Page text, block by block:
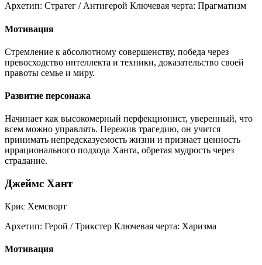
Архетип: Стратег / Антигерой Ключевая черта: Прагматизм
Мотивация
Стремление к абсолютному совершенству, победа через
превосходство интеллекта и техники, доказательство своей
правоты семье и миру.
Развитие персонажа
Начинает как высокомерный перфекционист, уверенный, что
всем можно управлять. Пережив трагедию, он учится
принимать непредсказуемость жизни и признает ценность
иррационального подхода Ханта, обретая мудрость через
страдание.
Джеймс Хант
Крис Хемсворт
Архетип: Герой / Трикстер Ключевая черта: Харизма
Мотивация